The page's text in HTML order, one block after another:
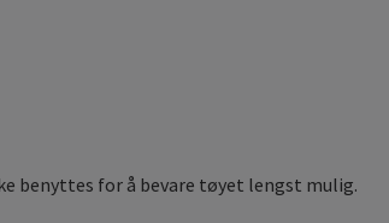
benyttes for å bevare tøyet lengst mulig.